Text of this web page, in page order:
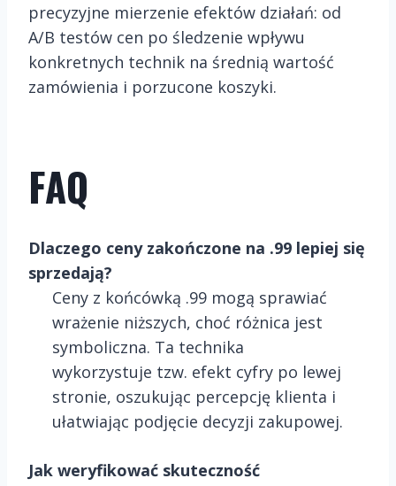
precyzyjne mierzenie efektów działań: od
A/B testów cen po śledzenie wpływu
konkretnych technik na średnią wartość
zamówienia i porzucone koszyki.
FAQ
Dlaczego ceny zakończone na .99 lepiej się
sprzedają?
Ceny z końcówką .99 mogą sprawiać
wrażenie niższych, choć różnica jest
symboliczna. Ta technika
wykorzystuje tzw. efekt cyfry po lewej
stronie, oszukując percepcję klienta i
ułatwiając podjęcie decyzji zakupowej.
Jak weryfikować skuteczność